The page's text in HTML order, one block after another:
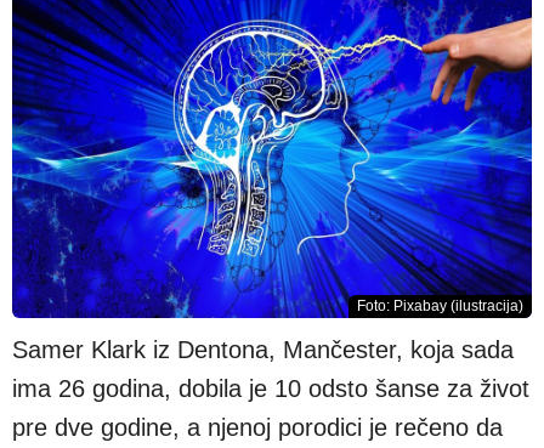
Foto: Pixabay (ilustracija)
Samer Klark iz Dentona, Mančester, koja sada
ima 26 godina, dobila je 10 odsto šanse za život
pre dve godine, a njenoj porodici je rečeno da